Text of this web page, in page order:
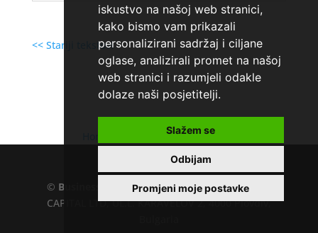
iskustvo na našoj web stranici,
kako bismo vam prikazali
personalizirani sadržaj i ciljane
oglase, analizirali promet na našoj
web stranici i razumjeli odakle
dolaze naši posjetitelji.
Slažem se
Odbijam
Promjeni moje postavke
<< Stariji tekstovi
Što je hipotekarni kredit
© Business.hr
EU VAT number : 205391327, KD
CAPITAL LTD, UL.L. KARAVELOV 2, 4000 Plovdiv,